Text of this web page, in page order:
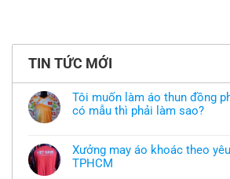
TIN TỨC MỚI
Tôi muốn làm áo thun đồng
có mẫu thì phải làm sao?
bình
luận
ở
Xưởng may áo khoác theo
TPHCM